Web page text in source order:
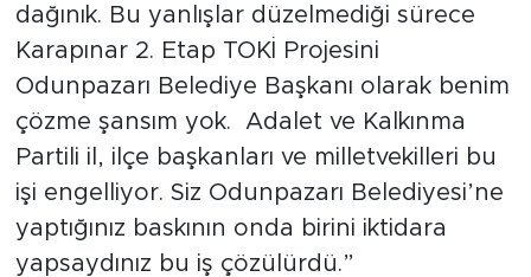
dağınık. Bu yanlışlar düzelmediği sürece
Karapınar 2. Etap TOKİ Projesini
Odunpazarı Belediye Başkanı olarak benim
çözme şansım yok. Adalet ve Kalkınma
Partili il, ilçe başkanları ve milletvekilleri bu
işi engelliyor. Siz Odunpazarı Belediyesi’ne
yaptığınız baskının onda birini iktidara
yapsaydınız bu iş çözülürdü.”